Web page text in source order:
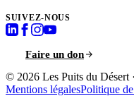
SUIVEZ-NOUS
Faire un don
© 2026 Les Puits du Désert ·
Mentions légalesPolitique